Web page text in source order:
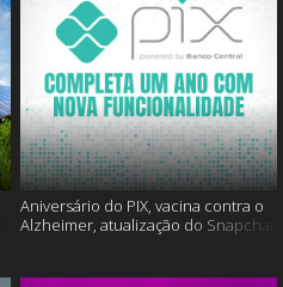
Aniversário do PIX, vacina contra o
Alzheimer, atualização do Snapchat